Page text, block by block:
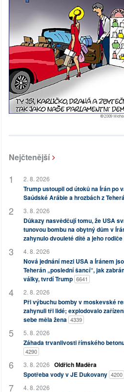
➥
Nejčtenější
2. 8. 2026
Trump ustoupil od útoků na Írán po
Saúdské Arábie a hrozbách z
3. 8. 2026
Důkazy nasvědčují tomu, že USA
tunovou bombu na obytný dům v
zahynulo dvouleté dítě a jeho rodiče
4. 8. 2026
Nová jednání mezi USA a Íránem
Teherán „poslední šancí“, jak
války, tvrdí Trump 6641
2. 8. 2026
Při výbuchu bomby v moskevské
zahynuli tři lidé; explodovalo
sebe měla žena 4339
5. 8. 2026
Záhada trvanlivosti římského
4290
3. 8. 2026 Oldřich Maděra
Spotřeba vody v JE Dukovany 4200
4. 8. 2026